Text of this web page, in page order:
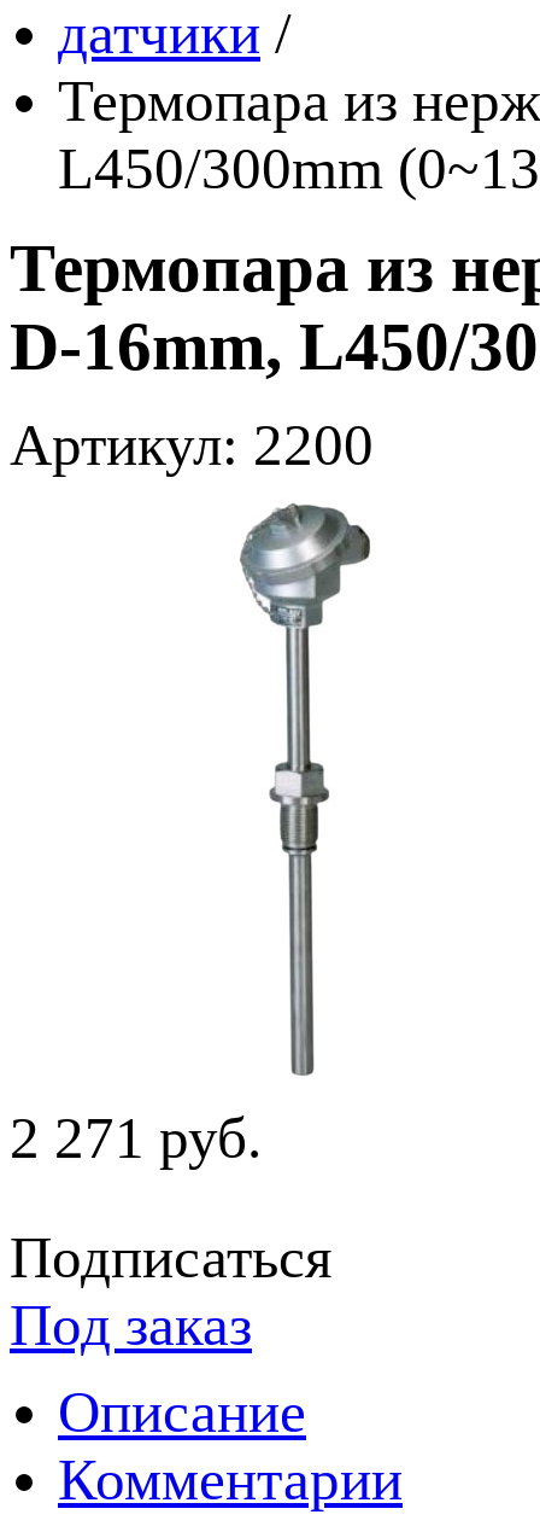
датчики /
Термопара из
L450/300mm
Термопара из
D-16mm, L450/
Артикул: 2200
2 271 руб.
Подписаться
Под заказ
Описание
Комментарии